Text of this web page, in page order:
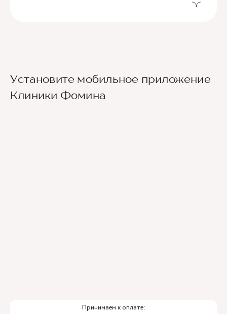
Установите мобильное приложение
Клиники Фомина
Принимаем к оплате: